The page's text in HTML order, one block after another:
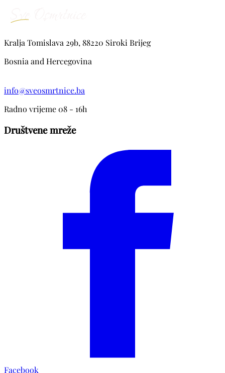
Kralja Tomislava 29b, 88220 Siroki Brijeg
Bosnia and Hercegovina
info@sveosmrtnice.ba
Radno vrijeme 08 - 16h
Društvene mreže
Facebook